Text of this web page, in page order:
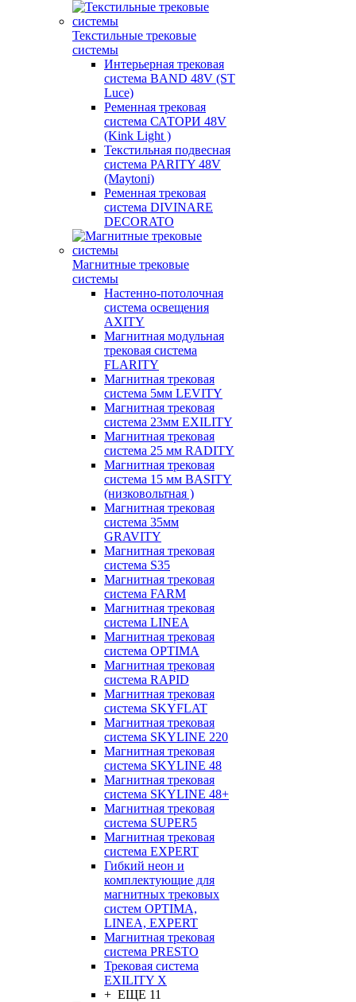
Текстильные трековые
системы
Интерьерная трековая
система BAND 48V (ST
Luce)
Ременная трековая
система САТОРИ 48V
(Kink Light )
Текстильная подвесная
система PARITY 48V
(Maytoni)
Ременная трековая
система DIVINARE
DECORATO
Магнитные трековые
системы
Настенно-потолочная
система освещения
AXITY
Магнитная модульная
трековая система
FLARITY
Магнитная трековая
система 5мм LEVITY
Магнитная трековая
система 23мм EXILITY
Магнитная трековая
система 25 мм RADITY
Магнитная трековая
система 15 мм BASITY
(низковольтная )
Магнитная трековая
система 35мм
GRAVITY
Магнитная трековая
система S35
Магнитная трековая
система FARM
Магнитная трековая
система LINEA
Магнитная трековая
система OPTIMA
Магнитная трековая
система RAPID
Магнитная трековая
система SKYFLAT
Магнитная трековая
система SKYLINE 220
Магнитная трековая
система SKYLINE 48
Магнитная трековая
система SKYLINE 48+
Магнитная трековая
система SUPER5
Магнитная трековая
система EXPERT
Гибкий неон и
комплектующие для
магнитных трековых
систем OPTIMA,
LINEA, EXPERT
Магнитная трековая
система PRESTO
Трековая система
EXILITY X
+ ЕЩЕ 11